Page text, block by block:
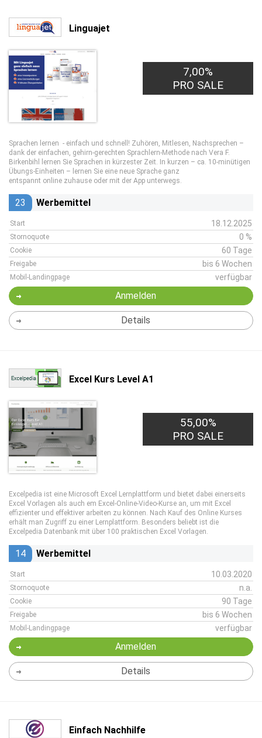
Linguajet
7,00%
PRO SALE
Sprachen lernen - einfach und schnell! Zuhören, Mitlesen, Nachsprechen –
dank der einfachen, gehirn-gerechten Sprachlern-Methode nach Vera F.
Birkenbihl lernen Sie Sprachen in kürzester Zeit. In kurzen – ca. 10-minütigen
Übungs-Einheiten – lernen Sie eine neue Sprache ganz
entspannt online zuhause oder mit der App unterwegs.
23 Werbemittel
Start 18.12.2025
Stornoquote 0 %
Cookie 60 Tage
Freigabe bis 6 Wochen
Mobil-Landingpage verfügbar
Anmelden
Details
Excel Kurs Level A1
55,00%
PRO SALE
Excelpedia ist eine Microsoft Excel Lernplattform und bietet dabei einerseits
Excel Vorlagen als auch em Excel-Online-Video-Kurse an, um mit Excel
effizienter und effektiver arbeiten zu können. Nach Kauf des Online Kurses
erhält man Zugriff zu einer Lernplattform. Besonders beliebt ist die
Excelpedia Datenbank mit über 100 praktischen Excel Vorlagen.
14 Werbemittel
Start 10.03.2020
Stornoquote n.a.
Cookie 90 Tage
Freigabe bis 6 Wochen
Mobil-Landingpage verfügbar
Anmelden
Details
Einfach Nachhilfe